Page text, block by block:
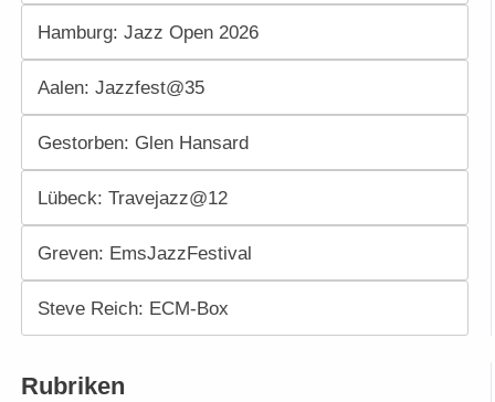
Hamburg: Jazz Open 2026
Aalen: Jazzfest@35
Gestorben: Glen Hansard
Lübeck: Travejazz@12
Greven: EmsJazzFestival
Steve Reich: ECM-Box
Rubriken